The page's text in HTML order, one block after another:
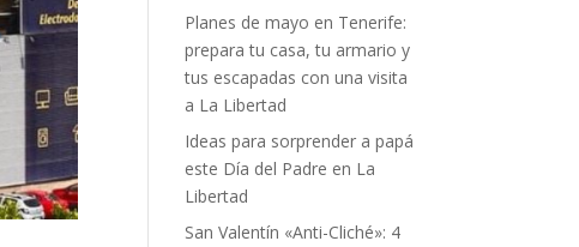
Planes de mayo en Tenerife:
prepara tu casa, tu armario y
tus escapadas con una visita
a La Libertad
Ideas para sorprender a papá
este Día del Padre en La
Libertad
San Valentín «Anti-Cliché»: 4